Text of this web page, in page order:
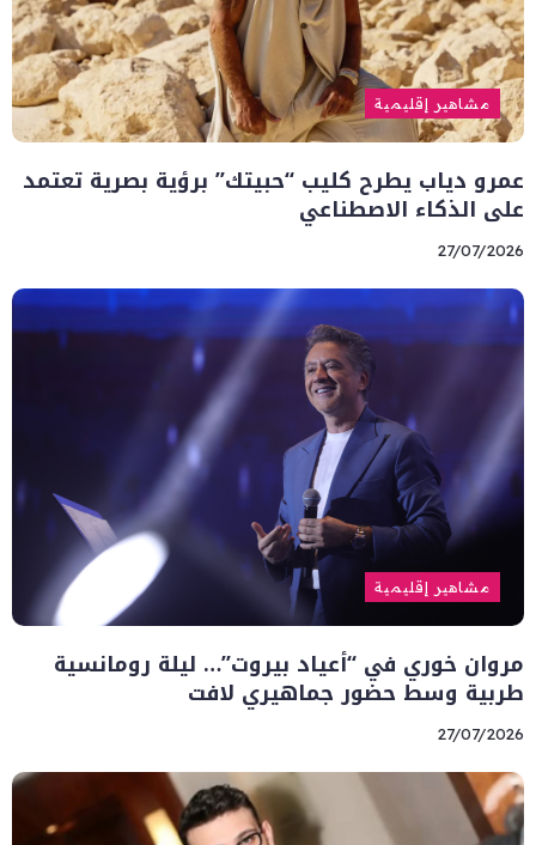
مشاهير إقليمية
عمرو دياب يطرح كليب “حبيتك” برؤية بصرية تعتمد
على الذكاء الاصطناعي
27/07/2026
مشاهير إقليمية
مروان خوري في “أعياد بيروت”… ليلة رومانسية
طربية وسط حضور جماهيري لافت
27/07/2026